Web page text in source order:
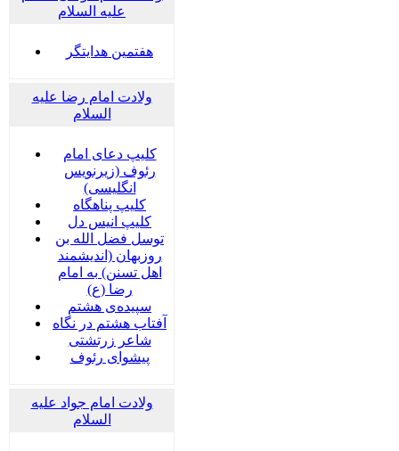
علیه السلام
هفتمین هدایتگر
ولادت امام رضا علیه
السلام
کلیپ دعای امام
رئوف (زیرنویس
انگلیسی)
کلیپ پناهگاه
کلیپ انیس دل
توسل فضل الله بن
روزبهان (اندیشمند
اهل تسنن) به امام
رضا (ع)
سپیده‌ی هشتم
آفتاب هشتم در نگاه
شاعر زرتشتی
پیشوای رئوف
ولادت امام جواد علیه
السلام